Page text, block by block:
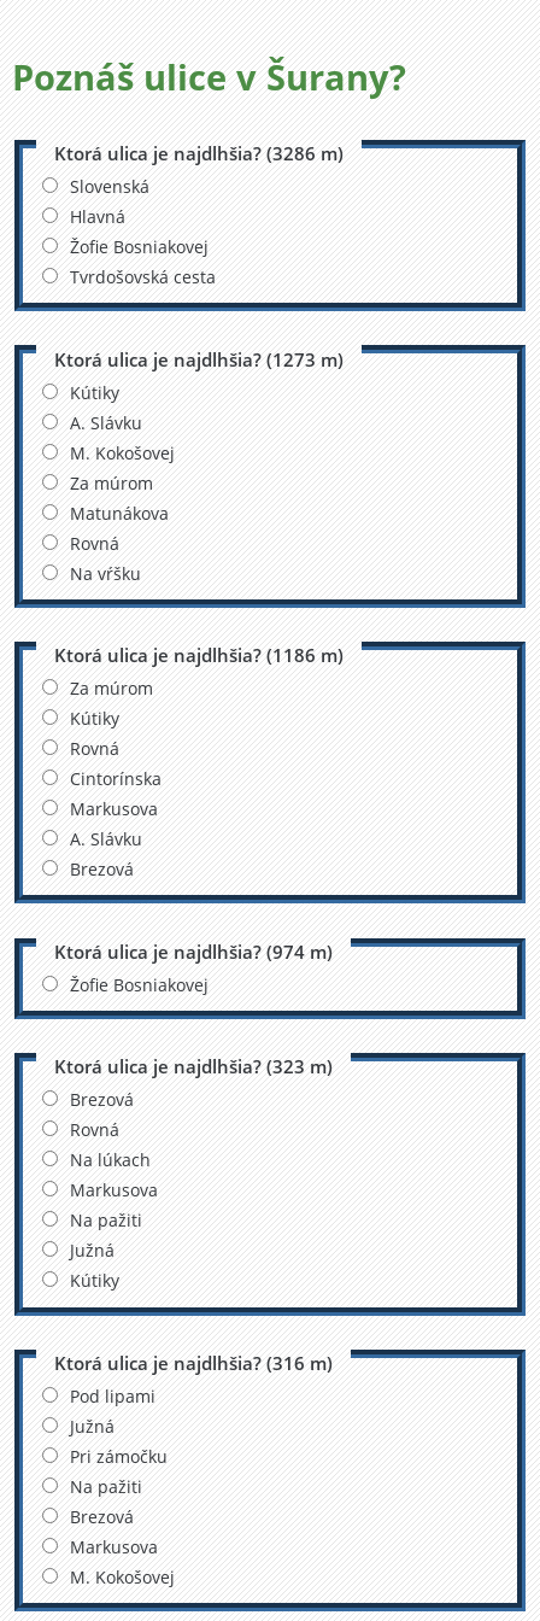
Poznáš ulice vŠurany?
Ktorá ulica je najdlhšia? (3286 m)
Slovenská
Hlavná
Žofie Bosniakovej
Tvrdošovská cesta
Ktorá ulica je najdlhšia? (1273 m)
Kútiky
A. Slávku
M. Kokošovej
Za múrom
Matunákova
Rovná
Na vŕšku
Ktorá ulica je najdlhšia? (1186 m)
Za múrom
Kútiky
Rovná
Cintorínska
Markusova
A. Slávku
Brezová
Ktorá ulica je najdlhšia? (974 m)
Žofie Bosniakovej
Ktorá ulica je najdlhšia? (323 m)
Brezová
Rovná
Na lúkach
Markusova
Na pažiti
Južná
Kútiky
Ktorá ulica je najdlhšia? (316 m)
Pod lipami
Južná
Pri zámočku
Na pažiti
Brezová
Markusova
M. Kokošovej